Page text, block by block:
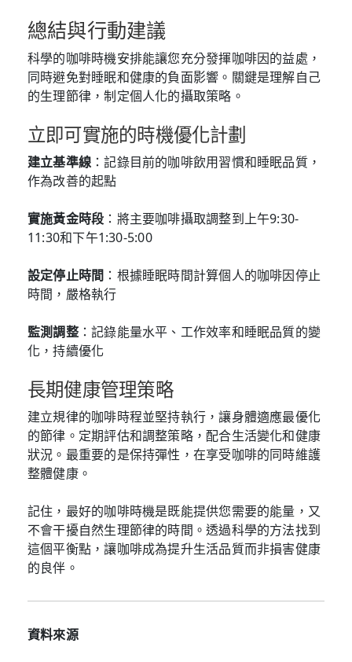
總結與行動建議
科學的咖啡時機安排能讓您充分發揮咖啡因的益處，
同時避免對睡眠和健康的負面影響。關鍵是理解自己
的生理節律，制定個人化的攝取策略。
立即可實施的時機優化計劃
建立基準線 ：記錄目前的咖啡飲用習慣和睡眠品質，
作為改善的起點
實施黃金時段 ：將主要咖啡攝取調整到上午9:30-
11:30和下午1:30-5:00
設定停止時間 ：根據睡眠時間計算個人的咖啡因停止
時間，嚴格執行
監測調整：記錄能量水平、工作效率和睡眠品質的變
化，持續優化
長期健康管理策略
建立規律的咖啡時程並堅持執行，讓身體適應最優化
的節律。定期評估和調整策略，配合生活變化和健康
狀況。最重要的是保持彈性，在享受咖啡的同時維護
整體健康。
記住，最好的咖啡時機是既能提供您需要的能量，又
不會干擾自然生理節律的時間。透過科學的方法找到
這個平衡點，讓咖啡成為提升生活品質而非損害健康
的良伴。
資料來源